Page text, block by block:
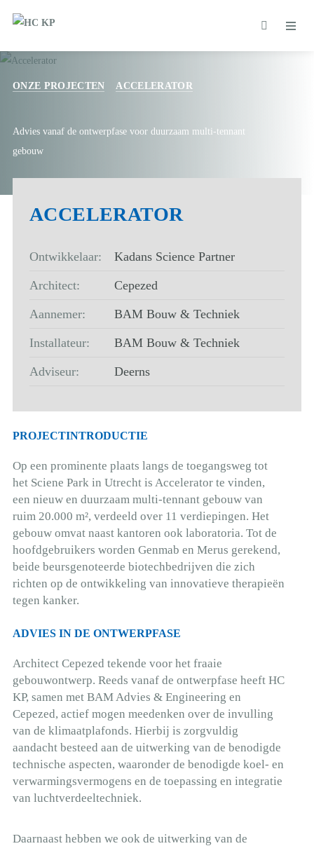
ONZE PROJECTEN ACCELERATOR
Advies vanaf de ontwerpfase voor duurzaam multi-tennant
gebouw
ACCELERATOR
Ontwikkelaar: Kadans Science Partner
Architect: Cepezed
Aannemer: BAM Bouw & Techniek
Installateur: BAM Bouw & Techniek
Adviseur: Deerns
PROJECTINTRODUCTIE
Op een prominente plaats langs de toegangsweg tot
het Sciene Park in Utrecht is Accelerator te vinden,
een nieuw en duurzaam multi-tennant gebouw van
ruim 20.000 m², verdeeld over 11 verdiepingen. Het
gebouw omvat naast kantoren ook laboratoria. Tot de
hoofdgebruikers worden Genmab en Merus gerekend,
beide beursgenoteerde biotechbedrijven die zich
richten op de ontwikkeling van innovatieve therapieën
tegen kanker.
ADVIES IN DE ONTWERPFASE
Architect Cepezed tekende voor het fraaie
gebouwontwerp. Reeds vanaf de ontwerpfase heeft HC
KP, samen met BAM Advies & Engineering en
Cepezed, actief mogen meedenken over de invulling
van de klimaatplafonds. Hierbij is zorgvuldig
aandacht besteed aan de uitwerking van de benodigde
technische aspecten, waaronder de benodigde koel- en
verwarmingsvermogens en de toepassing en integratie
van luchtverdeeltechniek.
Daarnaast hebben we ook de uitwerking van de